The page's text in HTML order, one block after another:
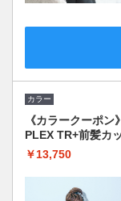
カラー
《カラークーポ
PLEX TR+前髪カ
￥13,750